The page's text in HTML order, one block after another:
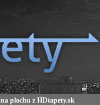
plochu z HDtapety.sk